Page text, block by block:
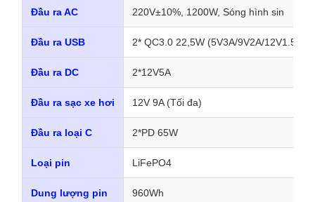
Đầu ra AC 220V±10%, 1200W, Sóng hình sin
Đầu ra USB 2* QC3.0 22,5W (5V3A/9V2A/12V1.5A)
Đầu ra DC 2*12V5A
Đầu ra sạc xe hơi 12V 9A (Tối đa)
Đầu ra loại C 2*PD 65W
Loại pin LiFePO4
Dung lượng pin 960Wh